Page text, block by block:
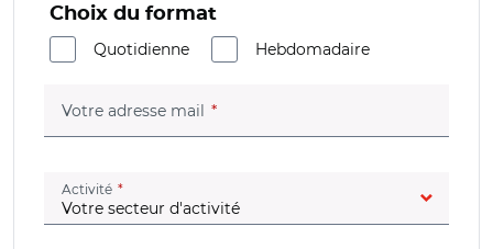
Choix du format
Quotidienne
Hebdomadaire
Votre adresse mail (champ obligatoire)
Activité (champ obligatoire)